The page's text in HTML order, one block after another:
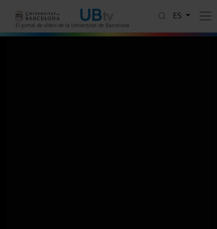
El portal de vídeo de la Universitat de Barcelona
ES